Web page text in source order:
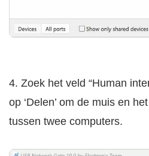
4. Zoek het veld “Human
op ‘Delen’ om de muis en
tussen twee computers.